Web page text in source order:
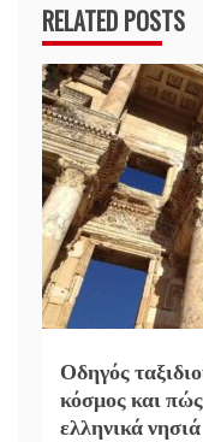
RELATED POSTS
Οδηγός
κόσμος και
ελληνικά νησιά